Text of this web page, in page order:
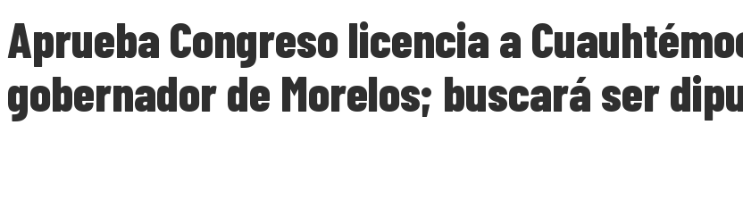
Aprueba Congreso licencia a
gobernador de Morelos; buscará ser